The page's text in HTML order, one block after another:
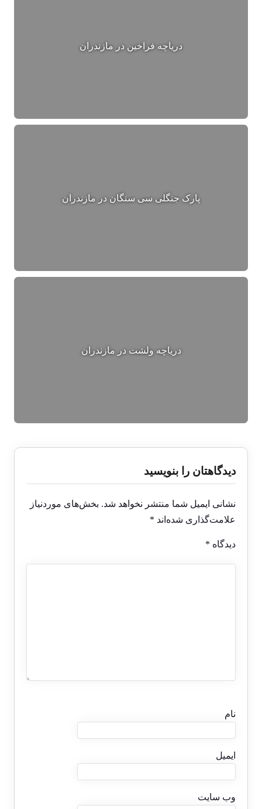
دریاچه فراخین در مازندران
پارک جنگلی سی سنگان در مازندران
دریاچه ولشت در مازندران
دیدگاهتان را بنویسید
نشانی ایمیل شما منتشر نخواهد شد. بخش‌های موردنیاز
علامت‌گذاری شده‌اند *
دیدگاه *
نام
ایمیل
وب‌ سایت